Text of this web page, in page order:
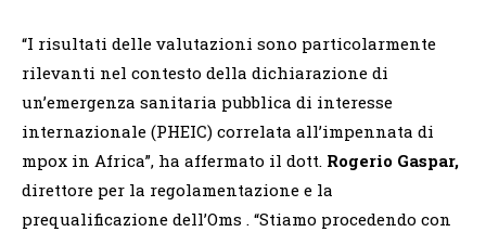
“I risultati delle valutazioni sono particolarmente
rilevanti nel contesto della dichiarazione di
un’emergenza sanitaria pubblica di interesse
internazionale (PHEIC) correlata all’impennata di
mpox in Africa”, ha affermato il dott. Rogerio Gaspar,
direttore per la regolamentazione e la
prequalificazione dell’Oms . “Stiamo procedendo con